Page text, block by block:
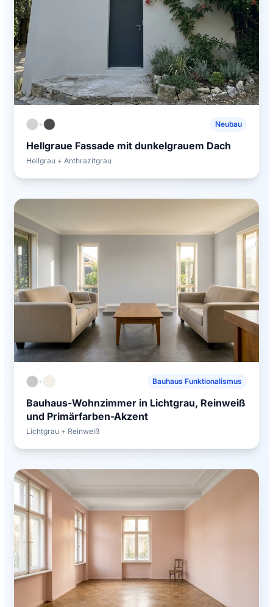
+ Neubau
Hellgraue Fassade mit dunkelgrauem Dach
Hellgrau + Anthrazitgrau
+ Bauhaus Funktionalismus
Bauhaus-Wohnzimmer in Lichtgrau, Reinweiß
und Primärfarben-Akzent
Lichtgrau + Reinweiß